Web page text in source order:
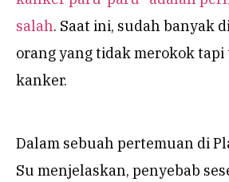
salah. Saat ini, sudah banyak
orang yang tidak merokok
kanker.
Dalam sebuah pertemuan di
Su menjelaskan, penyebab